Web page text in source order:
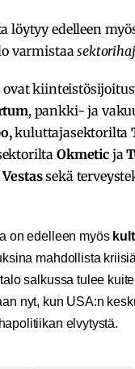
löytyy edelleen
varmistaa
ovat
, pankki- ja
kuluttajasektorilta
Okmetic ja
Vestassekä
on edelleen myös
mahdollista
salkussa tulee
nyt, kun USA:n
elvytystä.